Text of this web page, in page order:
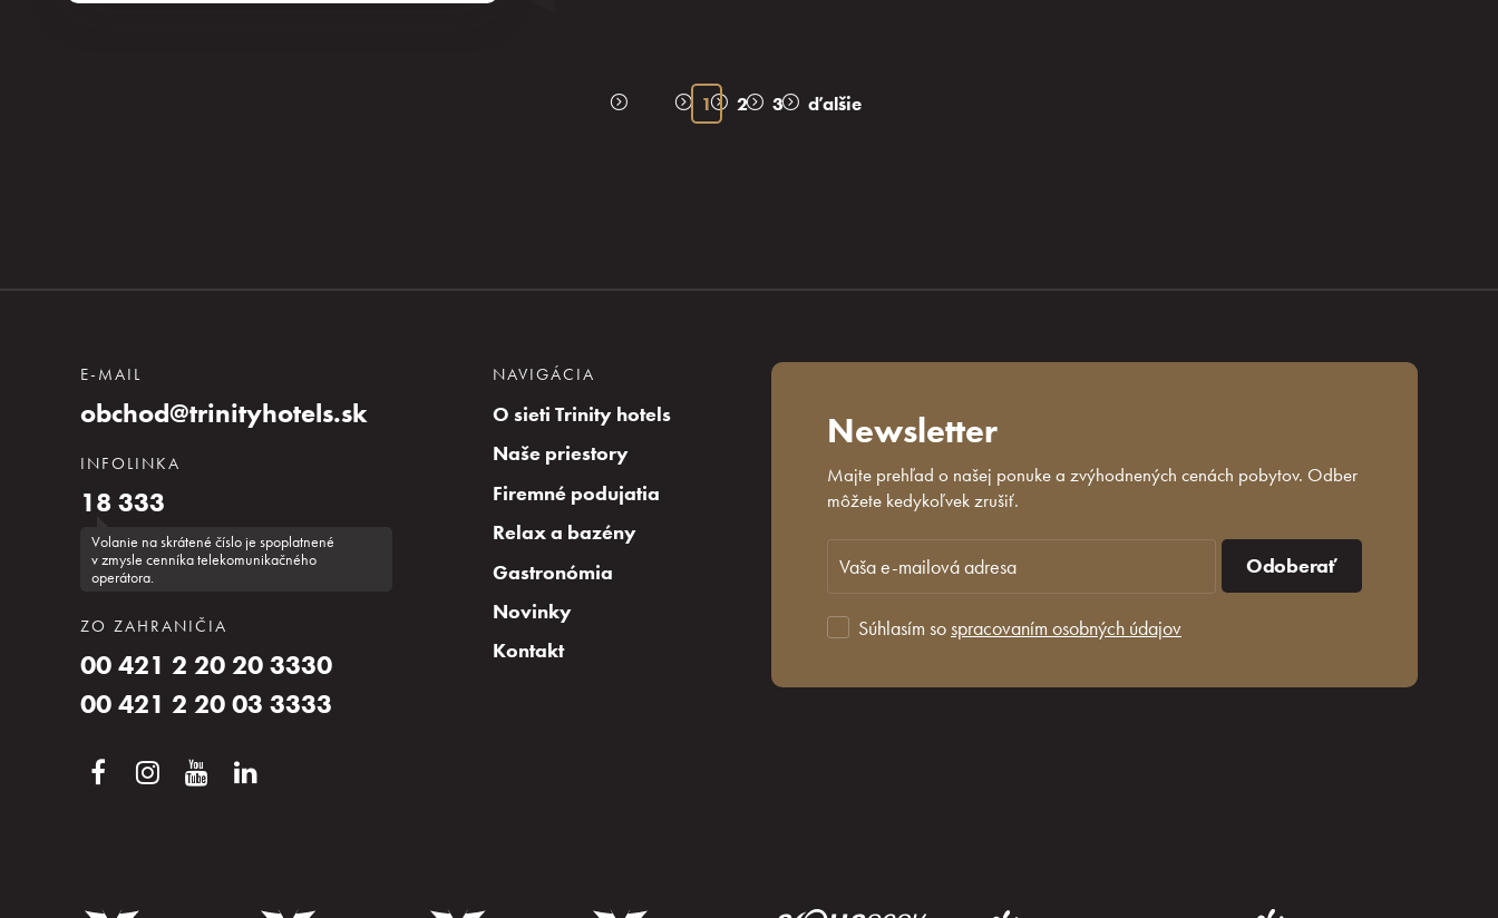
späť 1 2 3 ďalšie
E-MAIL
obchod@trinityhotels.sk
INFOLINKA
18 333
Volanie na skrátené číslo je spoplatnené
v zmysle cenníka telekomunikačného
operátora.
ZO ZAHRANIČIA
00 421 2 20 20 3330
00 421 2 20 03 3333
NAVIGÁCIA
O sieti Trinity hotels
Naše priestory
Firemné podujatia
Relax a bazény
Gastronómia
Novinky
Kontakt
Newsletter
Majte prehľad o našej ponuke a zvýhodnených cenách pobytov. Odber
môžete kedykoľvek zrušiť.
Odoberať
Súhlasím sospracovaním osobných údajov